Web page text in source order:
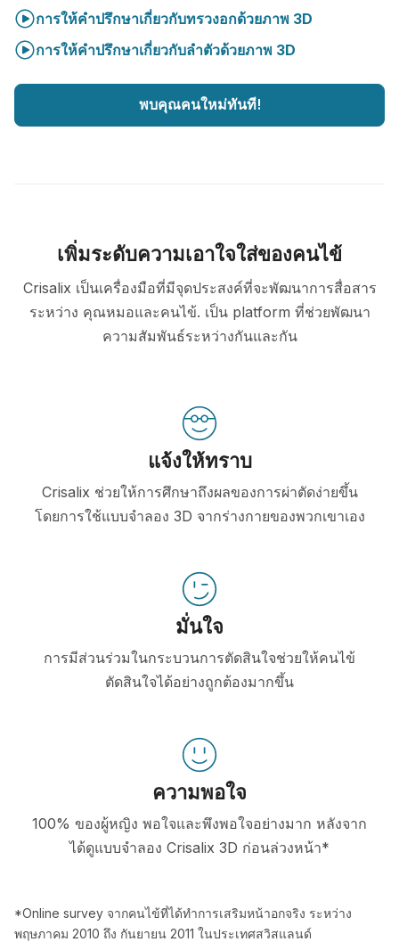
การให้คำปรึกษาเกี่ยวกับทรวงอกด้วยภาพ 3D
การให้คำปรึกษาเกี่ยวกับลำตัวด้วยภาพ 3D
พบคุณคนใหม่ทันที!
เพิ่มระดับความเอาใจใส่ของคนไข้
Crisalix เป็นเครื่องมือที่มีจุดประสงค์ที่จะพัฒนาการสื่อสาร
ระหว่าง คุณหมอและคนไข้. เป็น platform ที่ช่วยพัฒนา
ความสัมพันธ์ระหว่างกันและกัน
แจ้งให้ทราบ
Crisalix ช่วยให้การศึกษาถึงผลของการผ่าตัดง่ายขึ้น
โดยการใช้แบบจำลอง 3D จากร่างกายของพวกเขาเอง
มั่นใจ
การมีส่วนร่วมในกระบวนการตัดสินใจช่วยให้คนไข้
ตัดสินใจได้อย่างถูกต้องมากขึ้น
ความพอใจ
100% ของผู้หญิง พอใจและพึงพอใจอย่างมาก หลังจาก
ได้ดูแบบจำลอง Crisalix 3D ก่อนล่วงหน้า*
*Online survey จากคนไข้ที่ได้ทำการเสริมหน้าอกจริง ระหว่าง
พฤษภาคม 2010 ถึง กันยายน 2011 ในประเทศสวิสแลนด์